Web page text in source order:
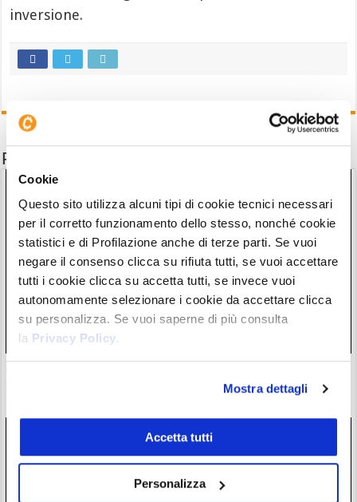
Cookie
Questo sito utilizza alcuni tipi di cookie tecnici necessari
per il corretto funzionamento dello stesso, nonché cookie
statistici e di Profilazione anche di terze parti. Se vuoi
negare il consenso clicca su rifiuta tutti, se vuoi accettare
tutti i cookie clicca su accetta tutti, se invece vuoi
autonomamente selezionare i cookie da accettare clicca
su personalizza. Se vuoi saperne di più consulta
la Privacy Policy.
Mostra dettagli
Accetta tutti
Personalizza
inversione.
Potrebbe interessarti anche